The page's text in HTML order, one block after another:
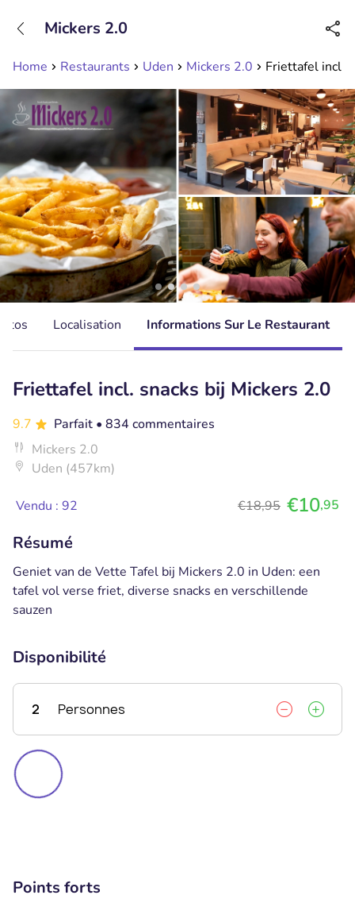
Disponible jusqu'à 23:00 heures
Home Restaurants Uden Mickers 2.0 Friettafel incl.
Mickers 2.0
Localisation Informations Sur Le Restaurant
Friettafel incl. snacks bij Mickers 2.0
9.7 Parfait • 834 commentaires
Mickers 2.0
Uden (457km)
Vendu : 92 €18,95 €10,95
Résumé
Geniet van de Vette Tafel bij Mickers 2.0 in Uden: een
tafel vol verse friet, diverse snacks en verschillende
sauzen
Disponibilité
2 Personnes
Points forts